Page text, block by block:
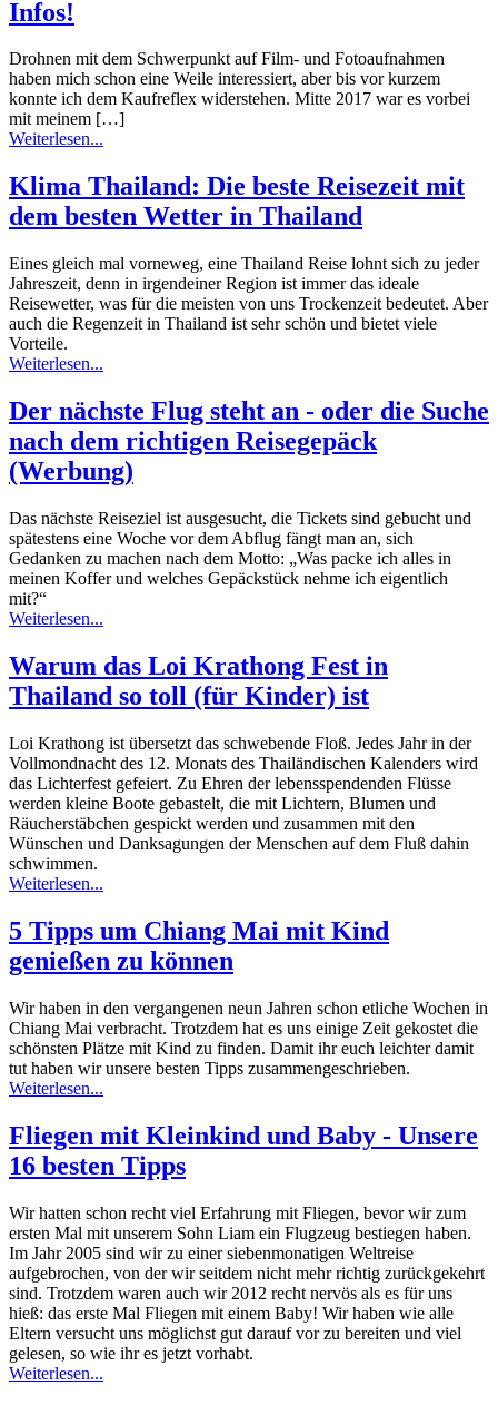
Infos!
Drohnen mit dem Schwerpunkt auf Film- und Fotoaufnahmen
haben mich schon eine Weile interessiert, aber bis vor kurzem
konnte ich dem Kaufreflex widerstehen. Mitte 2017 war es vorbei
mit meinem […]
Weiterlesen...
Klima Thailand: Die beste Reisezeit mit
dem besten Wetter in Thailand
Eines gleich mal vorneweg, eine Thailand Reise lohnt sich zu jeder
Jahreszeit, denn in irgendeiner Region ist immer das ideale
Reisewetter, was für die meisten von uns Trockenzeit bedeutet. Aber
auch die Regenzeit in Thailand ist sehr schön und bietet viele
Vorteile.
Weiterlesen...
Der nächste Flug steht an - oder die Suche
nach dem richtigen Reisegepäck
(Werbung)
Das nächste Reiseziel ist ausgesucht, die Tickets sind gebucht und
spätestens eine Woche vor dem Abflug fängt man an, sich
Gedanken zu machen nach dem Motto: „Was packe ich alles in
meinen Koffer und welches Gepäckstück nehme ich eigentlich
mit?“
Weiterlesen...
Warum das Loi Krathong Fest in
Thailand so toll (für Kinder) ist
Loi Krathong ist übersetzt das schwebende Floß. Jedes Jahr in der
Vollmondnacht des 12. Monats des Thailändischen Kalenders wird
das Lichterfest gefeiert. Zu Ehren der lebensspendenden Flüsse
werden kleine Boote gebastelt, die mit Lichtern, Blumen und
Räucherstäbchen gespickt werden und zusammen mit den
Wünschen und Danksagungen der Menschen auf dem Fluß dahin
schwimmen.
Weiterlesen...
5 Tipps um Chiang Mai mit Kind
genießen zu können
Wir haben in den vergangenen neun Jahren schon etliche Wochen in
Chiang Mai verbracht. Trotzdem hat es uns einige Zeit gekostet die
schönsten Plätze mit Kind zu finden. Damit ihr euch leichter damit
tut haben wir unsere besten Tipps zusammengeschrieben.
Weiterlesen...
Fliegen mit Kleinkind und Baby - Unsere
16 besten Tipps
Wir hatten schon recht viel Erfahrung mit Fliegen, bevor wir zum
ersten Mal mit unserem Sohn Liam ein Flugzeug bestiegen haben.
Im Jahr 2005 sind wir zu einer siebenmonatigen Weltreise
aufgebrochen, von der wir seitdem nicht mehr richtig zurückgekehrt
sind. Trotzdem waren auch wir 2012 recht nervös als es für uns
hieß: das erste Mal Fliegen mit einem Baby! Wir haben wie alle
Eltern versucht uns möglichst gut darauf vor zu bereiten und viel
gelesen, so wie ihr es jetzt vorhabt.
Weiterlesen...